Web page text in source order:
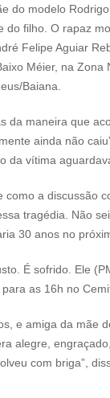
do modelo
do filho. O rapaz
Felipe Aguiar
Méier, na
Baiana.
da maneira que
ainda não
da vítima
a discussão
tragédia. Não
30 anos no
É sofrido. Ele
as 16h no
e amiga da mãe
alegre,
com briga”,